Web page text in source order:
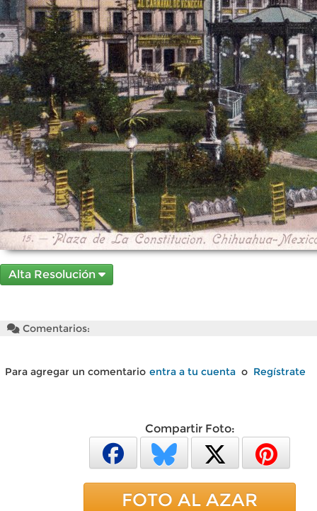
Alta Resolución
Comentarios:
Para agregar un comentario entra a tu cuenta o Regístrate
Compartir Foto:
FOTO AL AZAR